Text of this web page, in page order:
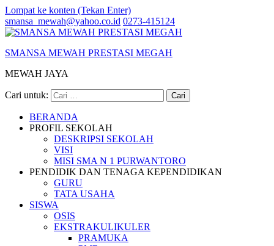
Lompat ke konten (Tekan Enter)
smansa_mewah@yahoo.co.id 0273-415124
SMANSA MEWAH PRESTASI MEGAH
MEWAH JAYA
Cari untuk:
BERANDA
PROFIL SEKOLAH
DESKRIPSI SEKOLAH
VISI
MISI SMA N 1 PURWANTORO
PENDIDIK DAN TENAGA KEPENDIDIKAN
GURU
TATA USAHA
SISWA
OSIS
EKSTRAKULIKULER
PRAMUKA